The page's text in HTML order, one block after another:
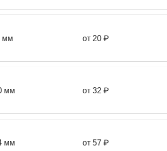
мм от 20 ₽
мм от 32 ₽
мм от 57 ₽